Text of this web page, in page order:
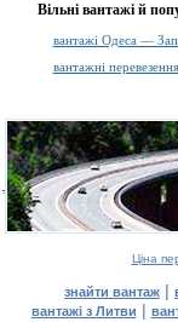
Вільні вантажі й
вантажі Одеса —
вантажні
Ціна
знайти вантаж |
вантажі з Литви |